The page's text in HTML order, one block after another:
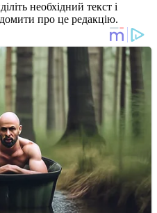
необхідний текст і
про це редакцію.